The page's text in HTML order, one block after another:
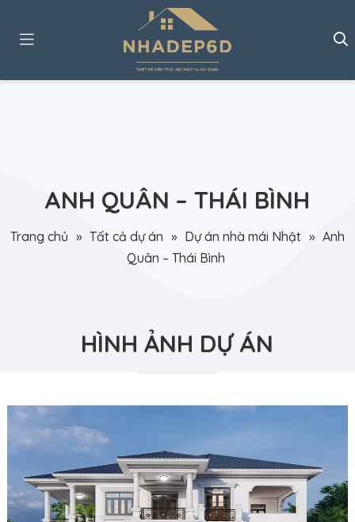
ANH QUÂN – THÁI BÌNH
Trang chủ » Tất cả dự án » Dự án nhà mái Nhật » Anh
Quân – Thái Bình
HÌNH ẢNH DỰ ÁN